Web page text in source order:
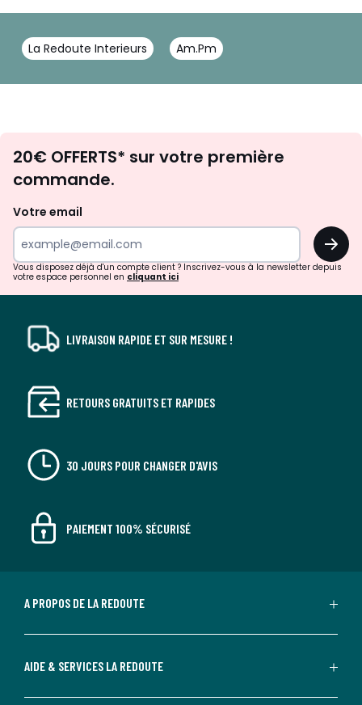
La Redoute Interieurs Am.Pm
d'inspirations
surprises?
20€ OFFERTS* sur votre première
commande.
Votre email
OK
Vous disposez déjà d'un compte client ? Inscrivez-vous à la newsletter depuis
votre espace personnel en cliquant ici
LIVRAISON RAPIDE ET SUR MESURE !
RETOURS GRATUITS ET RAPIDES
30 JOURS POUR CHANGER D'AVIS
PAIEMENT 100% SÉCURISÉ
A PROPOS DE LA REDOUTE
AIDE & SERVICES LA REDOUTE